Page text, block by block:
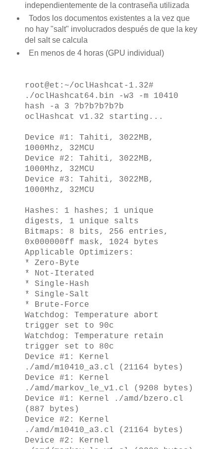
independientemente de la contraseña utilizada
Todos los documentos existentes a la vez que
no hay"salt" involucrados después de que la key
del saltse calcula
En menos de 4 horas (GPU individual)
root@et:~/oclHashcat-1.32#
./oclHashcat64.bin -w3 -m 10410
hash -a 3 ?b?b?b?b?b
oclHashcat v1.32 starting...
Device #1: Tahiti, 3022MB,
1000Mhz, 32MCU
Device #2: Tahiti, 3022MB,
1000Mhz, 32MCU
Device #3: Tahiti, 3022MB,
1000Mhz, 32MCU
Hashes: 1 hashes; 1 unique
digests, 1 unique salts
Bitmaps: 8 bits, 256 entries,
0x000000ff mask, 1024 bytes
Applicable Optimizers:
* Zero-Byte
* Not-Iterated
* Single-Hash
* Single-Salt
* Brute-Force
Watchdog: Temperature abort
trigger set to 90c
Watchdog: Temperature retain
trigger set to 80c
Device #1: Kernel
./amd/m10410_a3.cl (21164 bytes)
Device #1: Kernel
./amd/markov_le_v1.cl (9208 bytes)
Device #1: Kernel ./amd/bzero.cl
(887 bytes)
Device #2: Kernel
./amd/m10410_a3.cl (21164 bytes)
Device #2: Kernel